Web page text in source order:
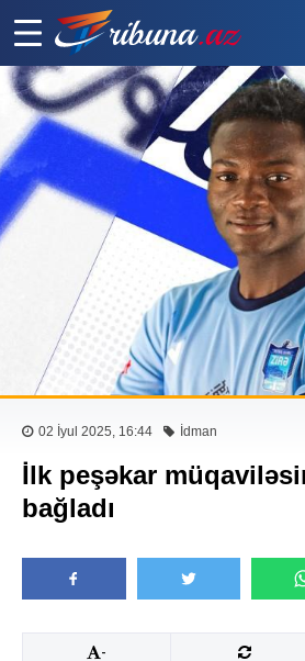
02 İyul 2025, 16:44 İdman
İlk peşəkar
bağladı
-